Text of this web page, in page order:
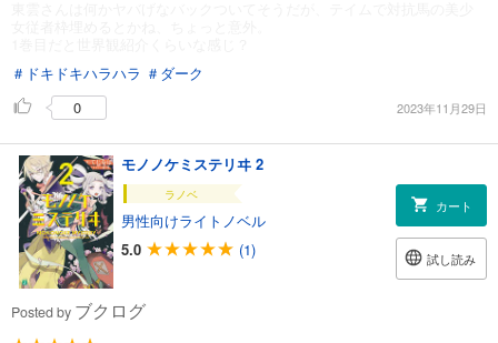
＃ドキドキハラハラ ＃ダーク
0
2023年11月29日
モノノケミステリヰ 2
ラノベ
男性向けライトノベル
5.0
(1)
カート
試し読み
Posted by ブクログ